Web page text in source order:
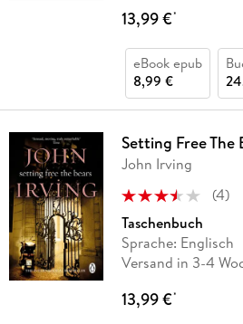
13,99 €*
eBook epub
8,99 €
Setting Free The
John Irving
(4)
Taschenbuch
Sprache: Englisch
Versand in 3-4
13,99 €*